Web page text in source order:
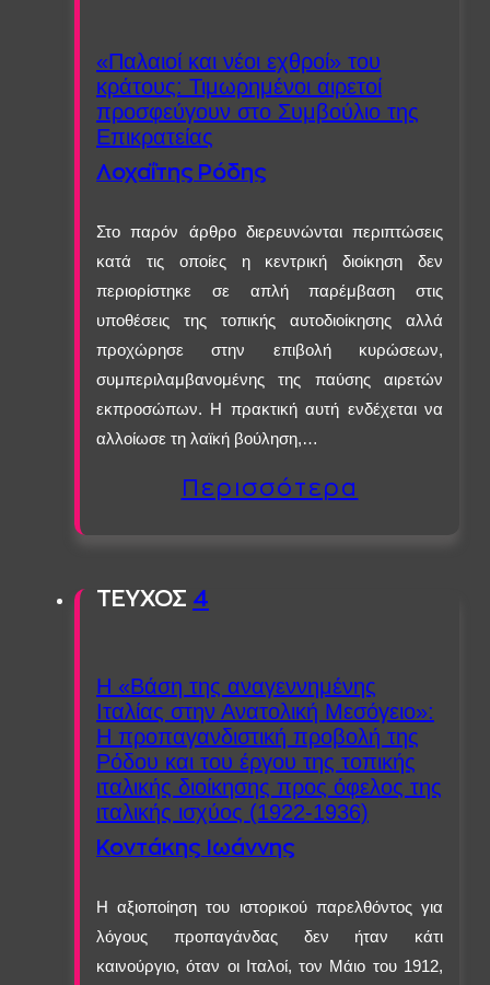
«Παλαιοί και νέοι εχθροί» του
κράτους: Τιμωρημένοι αιρετοί
προσφεύγουν στο Συμβούλιο της
Επικρατείας
Λοχαΐτης Ρόδης
Στο παρόν άρθρο διερευνώνται περιπτώσεις
κατά τις οποίες η κεντρική διοίκηση δεν
περιορίστηκε σε απλή παρέμβαση στις
υποθέσεις της τοπικής αυτοδιοίκησης αλλά
προχώρησε στην επιβολή κυρώσεων,
συμπεριλαμβανομένης της παύσης αιρετών
εκπροσώπων. Η πρακτική αυτή ενδέχεται να
αλλοίωσε τη λαϊκή βούληση,…
Περισσότερα
ΤΕΥΧΟΣ 4
Η «Βάση της αναγεννημένης
Ιταλίας στην Ανατολική Μεσόγειο»:
Η προπαγανδιστική προβολή της
Ρόδου και του έργου της τοπικής
ιταλικής διοίκησης προς όφελος της
ιταλικής ισχύος (1922-1936)
Κοντάκης Ιωάννης
Η αξιοποίηση του ιστορικού παρελθόντος για
λόγους προπαγάνδας δεν ήταν κάτι
καινούργιο, όταν οι Ιταλοί, τον Μάιο του 1912,